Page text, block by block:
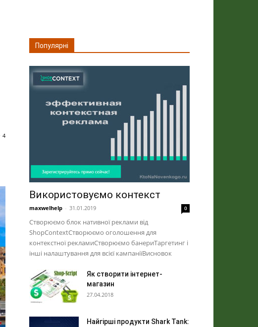
4
Популярні
Використовуємо контекст
maxwelhelp - 31.01.2019 0
Створюємо блок нативної реклами від
ShopContextСтворюємо оголошення для
контекстної рекламиСтворюємо банериТаргетинг і
інші налаштування для всієї кампаніїВисновок
Як створити інтернет-
магазин
27.04.2018
Найгірші продукти Shark Tank: